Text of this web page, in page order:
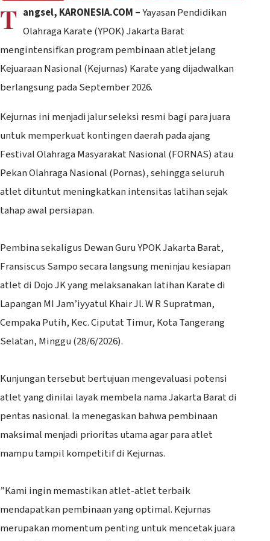
T angsel, KARONESIA.COM –Yayasan Pendidikan
Olahraga Karate (YPOK) Jakarta Barat
mengintensifkan program pembinaan atlet jelang
Kejuaraan Nasional (Kejurnas) Karate yang dijadwalkan
berlangsung pada September 2026.
Kejurnas ini menjadi jalur seleksi resmi bagi para juara
untuk memperkuat kontingen daerah pada ajang
Festival Olahraga Masyarakat Nasional (FORNAS) atau
Pekan Olahraga Nasional (Pornas), sehingga seluruh
atlet dituntut meningkatkan intensitas latihan sejak
tahap awal persiapan.
‎Pembina sekaligus Dewan Guru YPOK Jakarta Barat,
Fransiscus Sampo secara langsung meninjau kesiapan
atlet di Dojo JK yang melaksanakan latihan Karate di
Lapangan MI Jam’iyyatul Khair Jl. W R Supratman,
Cempaka Putih, Kec. Ciputat Timur, Kota Tangerang
Selatan, Minggu (28/6/2026).
‎Kunjungan tersebut bertujuan mengevaluasi potensi
atlet yang dinilai layak membela nama Jakarta Barat di
pentas nasional. Ia menegaskan bahwa pembinaan
maksimal menjadi prioritas utama agar para atlet
mampu tampil kompetitif di Kejurnas.
‎”Kami ingin memastikan atlet-atlet terbaik
mendapatkan pembinaan yang optimal. Kejurnas
merupakan momentum penting untuk mencetak juara